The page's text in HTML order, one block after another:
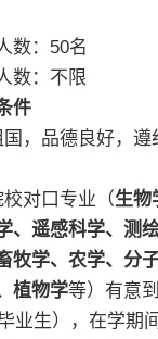
数：50名
数：不限
件
国，品德良好，
对口专业（生物
、遥感科学、测
牧学、农学、分
植物学等）有意
业生），在学期